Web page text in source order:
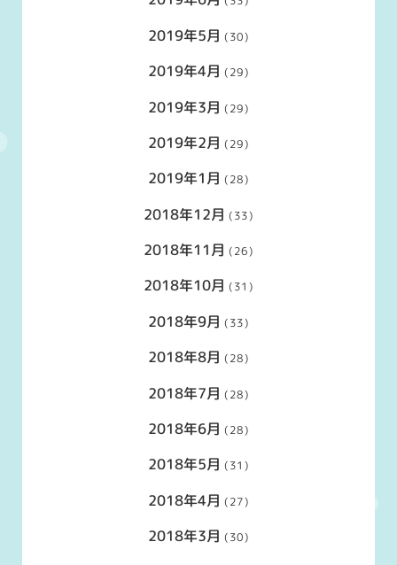
2019年5月 (30)
2019年4月 (29)
2019年3月 (29)
2019年2月 (29)
2019年1月 (28)
2018年12月 (33)
2018年11月 (26)
2018年10月 (31)
2018年9月 (33)
2018年8月 (28)
2018年7月 (28)
2018年6月 (28)
2018年5月 (31)
2018年4月 (27)
2018年3月 (30)